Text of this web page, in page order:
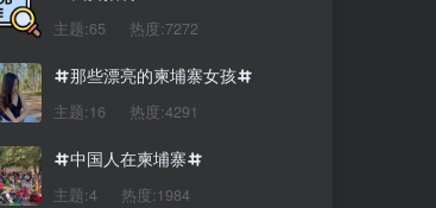
主题:65 热度:7272
那些漂亮的柬埔寨女孩
主题:16 热度:4291
中国人在柬埔寨
主题:4 热度:1984